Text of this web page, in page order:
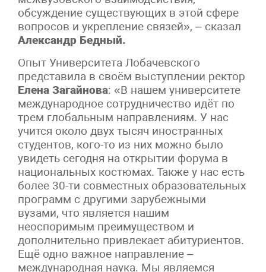
обсуждение существующих в этой сфере
вопросов и укрепление связей», – сказал
Александр Бедный.
Опыт Университета Лобачевского
представила в своём выступлении ректор
Елена Загайнова: «В нашем университете
международное сотрудничество идёт по
трем глобальным направлениям. У нас
учится около двух тысяч иностранных
студентов, кого-то из них можно было
увидеть сегодня на открытии форума в
национальных костюмах. Также у нас есть
более 30-ти совместных образовательных
программ с другими зарубежными
вузами, что является нашим
неоспоримым преимуществом и
дополнительно привлекает абитуриентов.
Ещё одно важное направление –
международная наука. Мы являемся